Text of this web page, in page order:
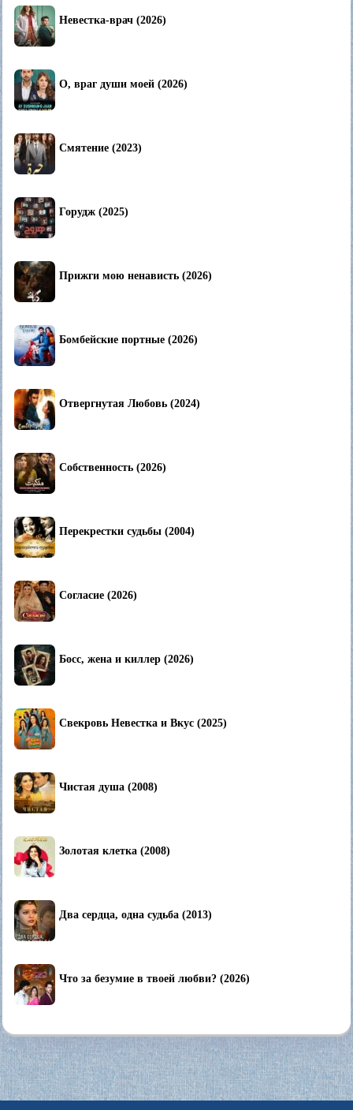
Невестка-врач (2026)
О, враг души моей (2026)
Смятение (2023)
Горудж (2025)
Прижги мою ненависть (2026)
Бомбейские портные (2026)
Отвергнутая Любовь (2024)
Собственность (2026)
Перекрестки судьбы (2004)
Согласие (2026)
Босс, жена и киллер (2026)
Свекровь Невестка и Вкус (2025)
Чистая душа (2008)
Золотая клетка (2008)
Два сердца, одна судьба (2013)
Что за безумие в твоей любви? (2026)